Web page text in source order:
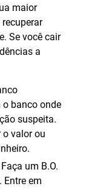
maior
Se você cair
a
banco onde
suspeita.
valor ou
um B.O.
Entre em